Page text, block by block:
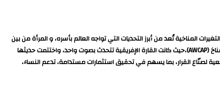
المناخية تُعد من أبرز التحديات التي تواجه العالم بأسره، و المرأة من بين
الفئات الأكثر تأثراً بها، وأعربت عن فخرها بالمشاركة في مؤتمر المناخ COP27،الذى استضافته مصر عام ٢٠٢٢ واطلقت خلاله مبادرة المرأة الإفريقية والتكيف مع تغير المناخ (AWCAP)،حيث كانت القارة الإفريقية تتحدث بصوت واحد، واختتمت حديثها
لصنّاع القرار، بما يسهم في تحقيق استثمارات مستدامة، تدعم النساء،